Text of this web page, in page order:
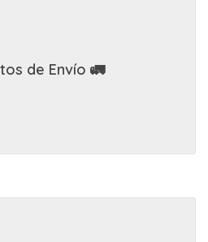
de Envío 🚛